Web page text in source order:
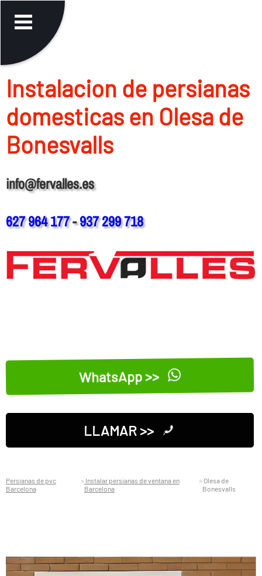
Instalacion de persianas
domesticas en Olesa de
Bonesvalls
info@fervalles.es
627 964 177-937 299 718
WhatsApp >>
LLAMAR >>
Persianas de pvc
Barcelona
Instalar persianas de ventana en
Barcelona
Olesa de
Bonesvalls